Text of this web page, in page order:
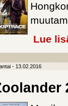
Lue
- 13.02.2016